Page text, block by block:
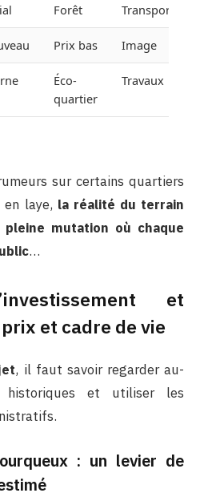
Forêt Transport
Prix bas Image
Éco-
quartier
Travaux
sur certains quartiers
laye, la réalité du terrain
mutation où chaque
…
et
et cadre de vie
, il faut savoir regarder au-
historiques et utiliser les
: un levier de